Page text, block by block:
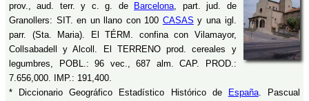
prov., aud. terr. y c. g. de
Barcelona, part. jud. de
Granollers: SIT. en un llano con 100 CASAS y una igl.
parr. (Sta. Maria). El TÉRM. confina con Vilamayor,
Collsabadell y Alcoll. El TERRENO prod. cereales y
legumbres, POBL.: 96 vec., 687 alm. CAP. PROD.:
7.656,000. IMP.: 191,400.
* Diccionario Geográfico Estadístico Histórico de
España. Pascual